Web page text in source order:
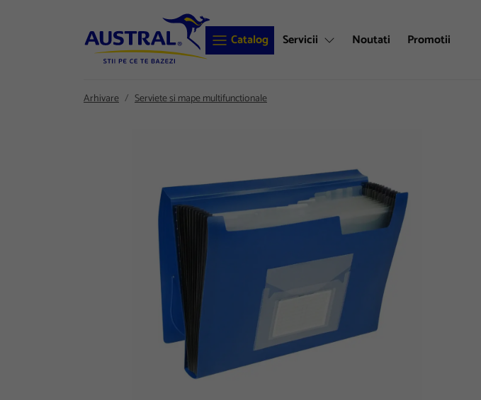
Catalog Servicii Noutati Promotii
Arhivare Serviete si mape multifunctionale